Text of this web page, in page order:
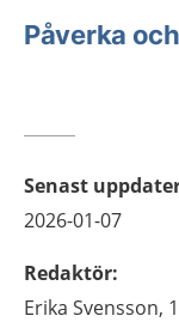
Påverka
Senast
2026-01-07
Redaktör:
Erika Svensson,